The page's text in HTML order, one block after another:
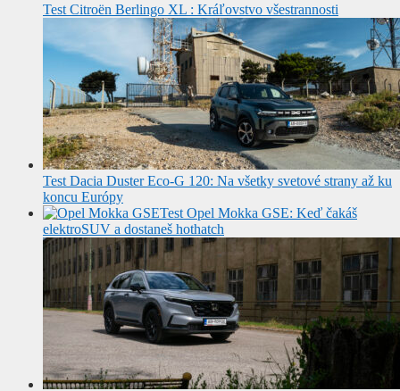
Test Citroën Berlingo XL : Kráľovstvo všestrannosti
Test Dacia Duster Eco-G 120: Na všetky svetové strany až ku
koncu Európy
Test Opel Mokka GSE: Keď čakáš
elektroSUV a dostaneš hothatch